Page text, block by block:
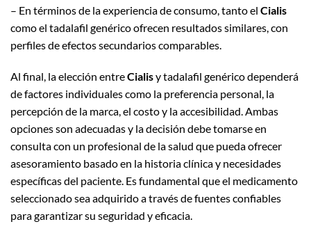
– En términos de la experiencia de consumo, tanto el Cialis
como el tadalafil genérico ofrecen resultados similares, con
perfiles de efectos secundarios comparables.
Al final, la elección entreCialisy tadalafil genérico dependerá
de factores individuales como la preferencia personal, la
percepción de la marca, el costo y la accesibilidad. Ambas
opciones son adecuadas y la decisión debe tomarse en
consulta con un profesional de la salud que pueda ofrecer
asesoramiento basado en la historia clínica y necesidades
específicas del paciente. Es fundamental que el medicamento
seleccionado sea adquirido a través de fuentes confiables
para garantizar su seguridad y eficacia.